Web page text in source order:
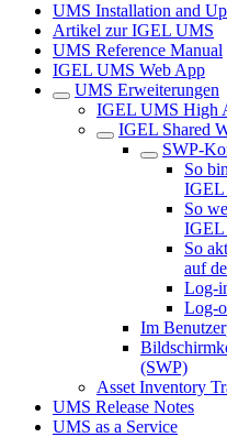
UMS Installation and
Artikel zur IGEL UMS
UMS Reference Manual
IGEL UMS Web App
UMS Erweiterungen
IGEL UMS High
IGEL Shared
SWP-
So
IGEL
So
IGEL
So
auf
Log-
Log-
Im
(SWP)
Asset Inventory
UMS Release Notes
UMS as a Service